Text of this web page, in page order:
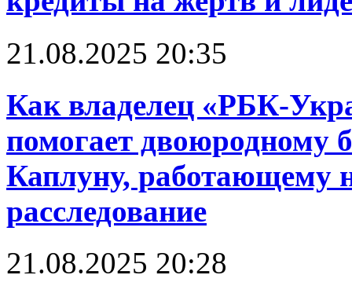
21.08.2025 20:35
Как владелец «РБК-
помогает двоюродному
Каплуну, работающему
расследование
21.08.2025 20:28